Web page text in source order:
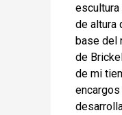
de altura
base del
de
de mi